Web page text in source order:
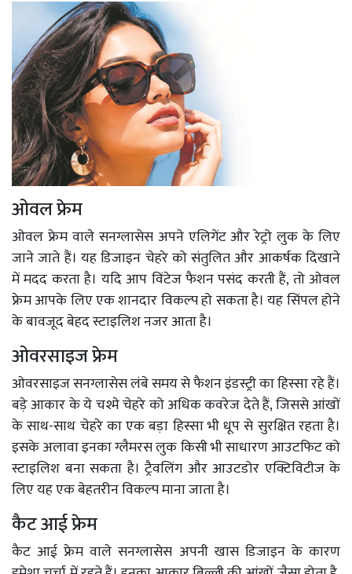
ओवल फ्रेम
ओवल फ्रेम वाले सनग्लासेस अपने एलिगेंट और रेट्रो लुक के लिए
जाने जाते हैं। यह डिजाइन चेहरे को संतुलित और आकर्षक दिखाने
में मदद करता है। यदि आप विंटेज फैशन पसंद करती हैं, तो ओवल
फ्रेम आपके लिए एक शानदार विकल्प हो सकता है। यह सिंपल होने
के बावजूद बेहद स्टाइलिश नजर आता है।
ओवरसाइज फ्रेम
ओवरसाइज सनग्लासेस लंबे समय से फैशन इंडस्ट्री का हिस्सा रहे हैं।
बड़े आकार के ये चश्मे चेहरे को अधिक कवरेज देते हैं, जिससे आंखों
के साथ-साथ चेहरे का एक बड़ा हिस्सा भी धूप से सुरक्षित रहता है।
इसके अलावा इनका ग्लैमरस लुक किसी भी साधारण आउटफिट को
स्टाइलिश बना सकता है। ट्रैवलिंग और आउटडोर एक्टिविटीज के
लिए यह एक बेहतरीन विकल्प माना जाता है।
कैट आई फ्रेम
कैट आई फ्रेम वाले सनग्लासेस अपनी खास डिजाइन के कारण